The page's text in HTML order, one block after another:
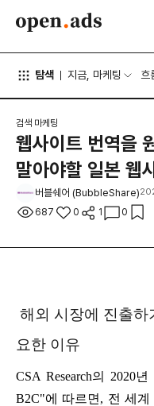
탐색 지금, 마케팅 흐
검색 마케팅
웹사이트 번역을
말아야할 일본 웹
버블쉐어 (BubbleShare)
687 0 1 0
해외 시장에 진출하
요한 이유
CSA Research의 2020
B2C"에 따르면, 전 세계